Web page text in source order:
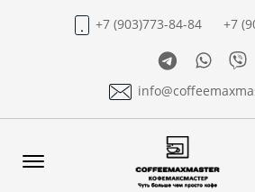
+7 (903)773-84-84
+7
Telegram